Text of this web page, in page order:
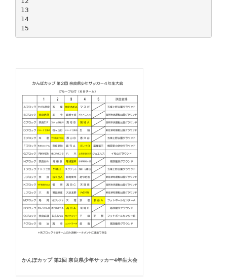
13
14
かんぽカップ 第2回 奈良県少年サッカー4年生大会